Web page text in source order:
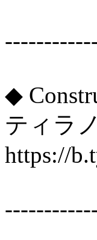
◆
ティラ
https://